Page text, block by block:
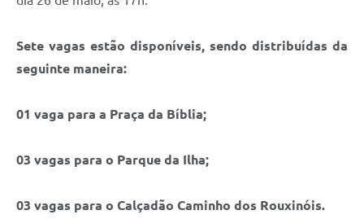
Sete vagas estão disponíveis, sendo distribuídas da
seguinte maneira:
01 vaga para a Praça da Bíblia;
03 vagas para o Parque da Ilha;
03 vagas para o Calçadão Caminho dos Rouxinóis.